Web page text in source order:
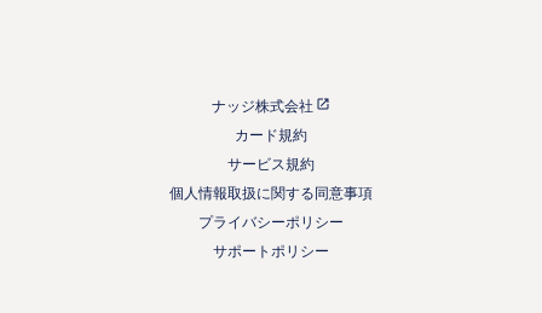
ナッジ株式会社
カード規約
サービス規約
個人情報取扱に関する同意事項
プライバシーポリシー
サポートポリシー